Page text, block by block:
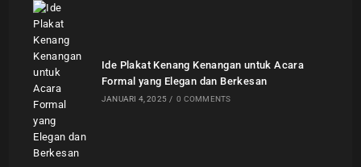
Ide Plakat Kenang Kenangan untuk Acara
Formal yang Elegan dan Berkesan
JANUARI 4, 2025 / 0 COMMENTS